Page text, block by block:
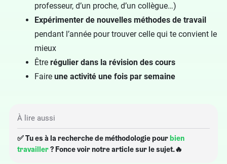
professeur, d’un proche, d’un collègue…)
Expérimenter de nouvelles méthodes de travail
pendant l’année pour trouver celle qui te convient le
mieux
Être régulier dans la révision des cours
Faire une activité une fois par semaine
À lire aussi
✅ Tu es à la recherche de méthodologie pourbien
travailler? Fonce voir notre article sur le sujet.🔥